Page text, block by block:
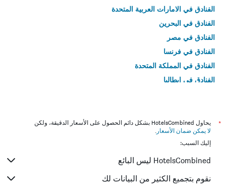
الفنادق في الامارات العربية المتحدة
الفنادق في البحرين
الفنادق في مصر
الفنادق في فرنسا
الفنادق في المملكة المتحدة
الفنادق في إيطاليا
*
يحاول HotelsCombined بشكل دائم الحصول على الأسعار الدقيقة، ولكن
لا يمكن ضمان الأسعار .
إليك السبب:
HotelsCombined ليس البائع
نقوم بتجميع الكثير من البيانات لك